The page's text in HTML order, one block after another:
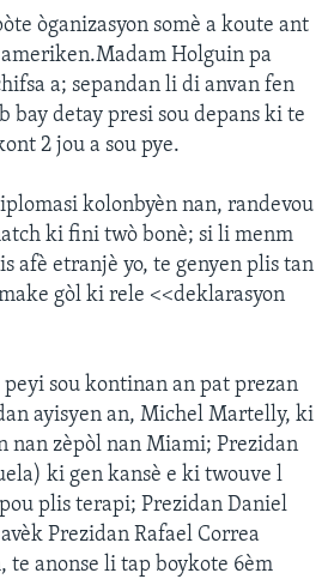
òganizasyon somè a koute ant
Holguin pa
a; sepandan li di anvan fen
bay detay presi sou depans ki te
2 jou a sou pye.
kolonbyèn nan, randevou
ki fini twò bonè; si li menm
afè etranjè yo, te genyen plis tan
gòl ki rele <<deklarasyon
sou kontinan an pat prezan
ayisyen an, Michel Martelly, ki
nan zèpòl nan Miami; Prezidan
ki gen kansè e ki twouve l
plis terapi; Prezidan Daniel
Prezidan Rafael Correa
anonse li tap boykote 6èm